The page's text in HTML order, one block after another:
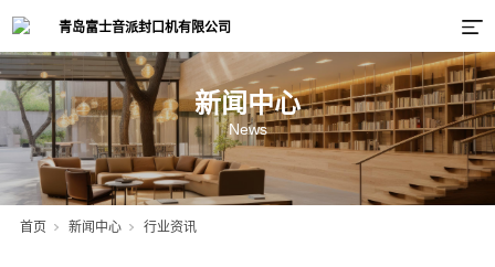
新闻中心
News
首页 新闻中心 行业资讯